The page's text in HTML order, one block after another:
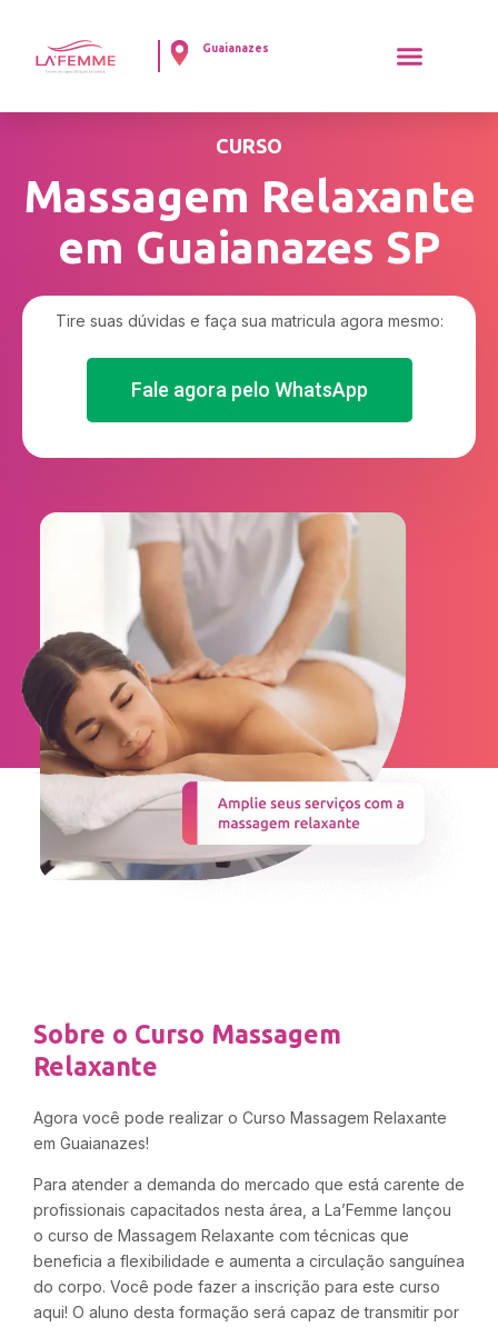
Guaianazes
CURSO
Massagem Relaxante
em Guaianazes SP
Tire suas dúvidas e faça sua matricula agora mesmo:
Fale agora pelo WhatsApp
Sobre o Curso Massagem
Relaxante
Agora você pode realizar o Curso Massagem Relaxante
em Guaianazes!
Para atender a demanda do mercado que está carente de
profissionais capacitados nesta área, a La’Femme lançou
o curso de Massagem Relaxante com técnicas que
beneficia a flexibilidade e aumenta a circulação sanguínea
do corpo. Você pode fazer a inscrição para este curso
aqui! O aluno desta formação será capaz de transmitir por